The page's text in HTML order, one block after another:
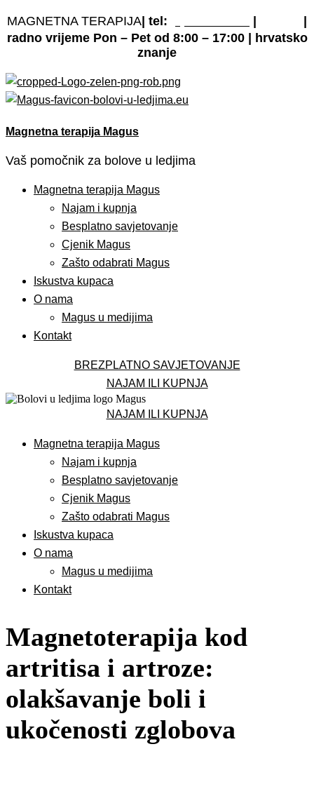
MAGNETNA TERAPIJA | tel:
radno vrijeme Pon – Pet od 8:00 – 17:00 | hrvatsko
znanje
Magnetna terapija Magus
Vaš pomočnik za bolove u ledjima
Magnetna terapija Magus
Najam i kupnja
Besplatno savjetovanje
Cjenik Magus
Zašto odabrati Magus
Iskustva kupaca
O nama
Magus u medijima
Kontakt
BREZPLATNO SAVJETOVANJE
NAJAM ILI KUPNJA
NAJAM ILI KUPNJA
Magnetna terapija Magus
Najam i kupnja
Besplatno savjetovanje
Cjenik Magus
Zašto odabrati Magus
Iskustva kupaca
O nama
Magus u medijima
Kontakt
Magnetoterapija kod
artritisa i artroze:
olakšavanje boli i
ukočenosti zglobova